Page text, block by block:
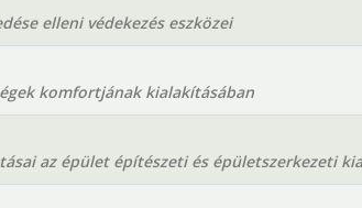
elleni védekezés eszközei
komfortjának kialakításában
az épület építészeti és épületszerkezeti